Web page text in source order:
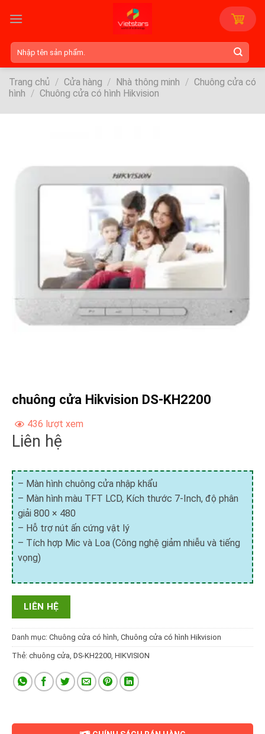
Tìm
kiếm:
Trang chủ / Cửa hàng / Nhà thông minh / Chuông cửa có
hình / Chuông cửa có hình Hikvision
chuông cửa Hikvision DS-KH2200
436 lượt xem
Liên hệ
– Màn hình chuông cửa nhập khẩu
– Màn hình màu TFT LCD, Kích thước 7-Inch, độ phân
giải 800 × 480
– Hỗ trợ nút ấn cứng vật lý
– Tích hợp Mic và Loa (Công nghệ giảm nhiễu và tiếng
vọng)
LIÊN HỆ
Danh mục: Chuông cửa có hình Chuông cửa có hình Hikvision
Thẻ: chuông cửa DS-KH2200 HIKVISION